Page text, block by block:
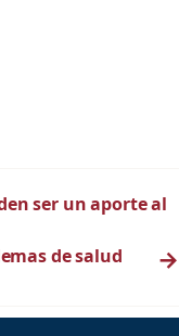
ser un aporte al
de salud
→